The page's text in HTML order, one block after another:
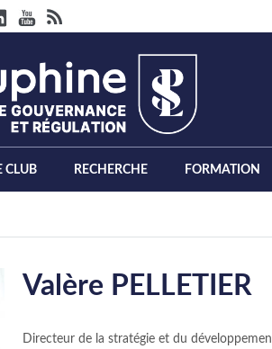
CLUB RECHERCHE FORMATION
Valère PELLETIER
Directeur de la stratégie et du